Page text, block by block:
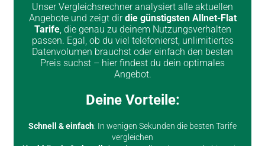
Unser Vergleichsrechner analysiert alle aktuellen
Angebote und zeigt dirdie günstigsten Allnet-Flat
Tarife, die genau zu deinem Nutzungsverhalten
passen. Egal, ob du viel telefonierst, unlimitiertes
Datenvolumen brauchst oder einfach den besten
Preis suchst – hier findest du dein optimales
Angebot.
Deine Vorteile:
Schnell & einfach: In wenigen Sekunden die besten Tarife
vergleichen